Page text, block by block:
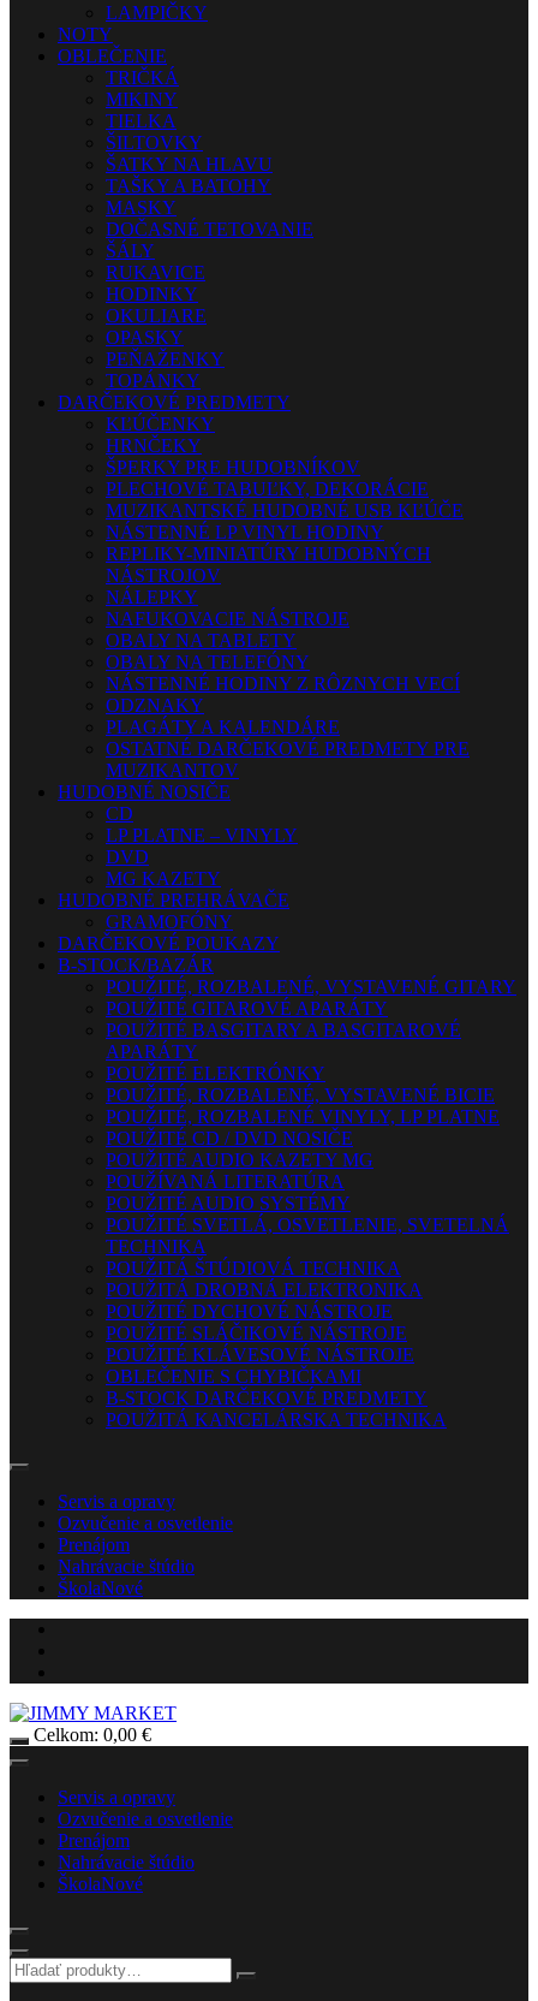
LAMPIČKY
NOTY
OBLEČENIE
TRIČKÁ
MIKINY
TIELKA
ŠILTOVKY
ŠATKY NA HLAVU
TAŠKY A BATOHY
MASKY
DOČASNÉ TETOVANIE
ŠÁLY
RUKAVICE
HODINKY
OKULIARE
OPASKY
PEŇAŽENKY
TOPÁNKY
DARČEKOVÉ PREDMETY
KĽÚČENKY
HRNČEKY
ŠPERKY PRE HUDOBNÍKOV
PLECHOVÉ TABUĽKY, DEKORÁCIE
MUZIKANTSKÉ HUDOBNÉ USB KĽÚČE
NÁSTENNÉ LP VINYL HODINY
REPLIKY-MINIATÚRY HUDOBNÝCH
NÁSTROJOV
NÁLEPKY
NAFUKOVACIE NÁSTROJE
OBALY NA TABLETY
OBALY NA TELEFÓNY
NÁSTENNÉ HODINY Z RÔZNYCH VECÍ
ODZNAKY
PLAGÁTY A KALENDÁRE
OSTATNÉ DARČEKOVÉ PREDMETY PRE
MUZIKANTOV
HUDOBNÉ NOSIČE
CD
LP PLATNE – VINYLY
DVD
MG KAZETY
HUDOBNÉ PREHRÁVAČE
GRAMOFÓNY
DARČEKOVÉ POUKAZY
B-STOCK/BAZÁR
POUŽITÉ, ROZBALENÉ, VYSTAVENÉ GITARY
POUŽITÉ GITAROVÉ APARÁTY
POUŽITÉ BASGITARY A BASGITAROVÉ
APARÁTY
POUŽITÉ ELEKTRÓNKY
POUŽITÉ, ROZBALENÉ, VYSTAVENÉ BICIE
POUŽITÉ, ROZBALENÉ VINYLY, LP PLATNE
POUŽITÉ CD / DVD NOSIČE
POUŽITÉ AUDIO KAZETY MG
POUŽÍVANÁ LITERATÚRA
POUŽITÉ AUDIO SYSTÉMY
POUŽITÉ SVETLÁ, OSVETLENIE, SVETELNÁ
TECHNIKA
POUŽITÁ ŠTÚDIOVÁ TECHNIKA
POUŽITÁ DROBNÁ ELEKTRONIKA
POUŽITÉ DYCHOVÉ NÁSTROJE
POUŽITÉ SLÁČIKOVÉ NÁSTROJE
POUŽITÉ KLÁVESOVÉ NÁSTROJE
OBLEČENIE S CHYBIČKAMI
B-STOCK DARČEKOVÉ PREDMETY
POUŽITÁ KANCELÁRSKA TECHNIKA
Servis a opravy
Ozvučenie a osvetlenie
Prenájom
Nahrávacie štúdio
ŠkolaNové
Celkom: 0,00 €
Servis a opravy
Ozvučenie a osvetlenie
Prenájom
Nahrávacie štúdio
ŠkolaNové